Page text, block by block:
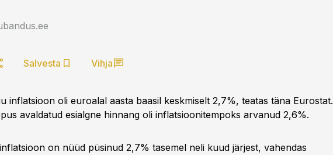
Salvesta Vihja
inflatsioon oli euroalal aasta baasil keskmiselt 2,7%, teatas täna Eurostat.
avaldatud esialgne hinnang oli inflatsioonitempoks arvanud 2,6%.
on nüüd püsinud 2,7% tasemel neli kuud järjest, vahendas